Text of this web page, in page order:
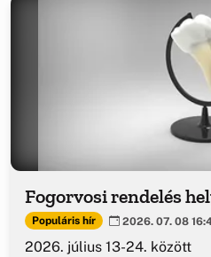
Fogorvosi rendelés
Populáris hír 2026. 07. 08
2026. július 13-24. között